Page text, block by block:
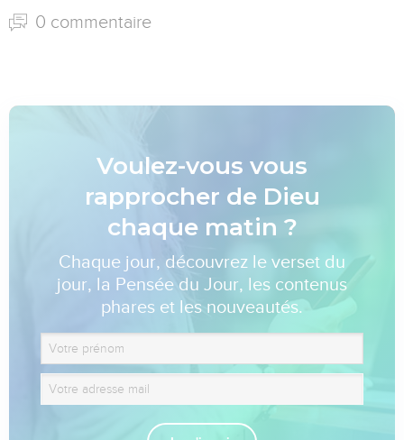
0 commentaire
Voulez-vous vous
rapprocher de Dieu
chaque matin ?
Chaque jour, découvrez le verset du
jour, la Pensée du Jour, les contenus
phares et les nouveautés.